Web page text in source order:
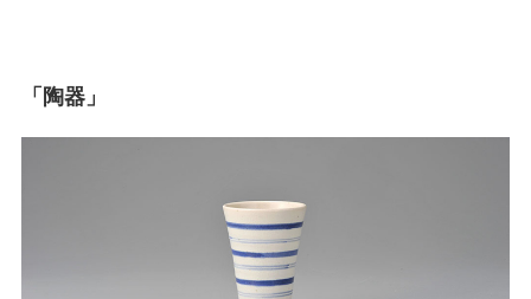
「陶器」